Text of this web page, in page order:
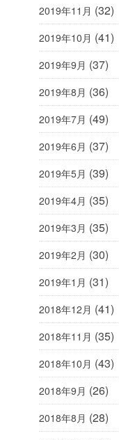
2019年11月 (32)
2019年10月 (41)
2019年9月 (37)
2019年8月 (36)
2019年7月 (49)
2019年6月 (37)
2019年5月 (39)
2019年4月 (35)
2019年3月 (35)
2019年2月 (30)
2019年1月 (31)
2018年12月 (41)
2018年11月 (35)
2018年10月 (43)
2018年9月 (26)
2018年8月 (28)